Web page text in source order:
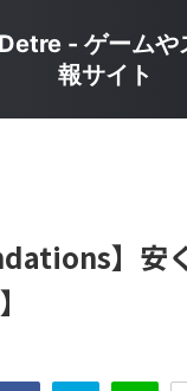
- ゲームや
報サイト
】安